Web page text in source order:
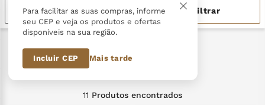
Para facilitar as suas compras, informe
seu CEP e veja os produtos e ofertas
disponíveis na sua região.
Incluir CEP Mais tarde
Relevância Filtrar
Kopenhagen
11 Produtos
Termos mais buscados